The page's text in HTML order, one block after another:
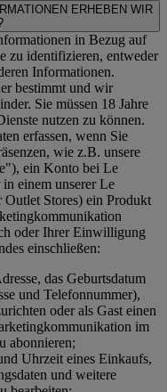
ERHEBEN WIR
in Bezug auf
zu identifizieren, entweder
Informationen.
bestimmt und wir
Sie müssen 18 Jahre
nutzen zu können.
erfassen, wenn Sie
wie z.B. unsere
"), ein Konto bei Le
einem unserer Le
Outlet Stores) ein Produkt
oder Ihrer Einwilligung
einschließen:
das Geburtsdatum
und Telefonnummer),
oder als Gast einen
im
abonnieren;
Uhrzeit eines Einkaufs,
und weitere